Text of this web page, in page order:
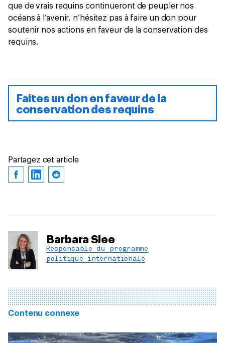
que de vrais requins continueront de peupler nos
océans à l’avenir, n’hésitez pas à faire un don pour
soutenir nos actions en faveur de la conservation des
requins.
Faites un don en faveur de la
conservation des requins
Partagez cet article
Barbara Slee
Responsable du programme
politique internationale
Contenu connexe